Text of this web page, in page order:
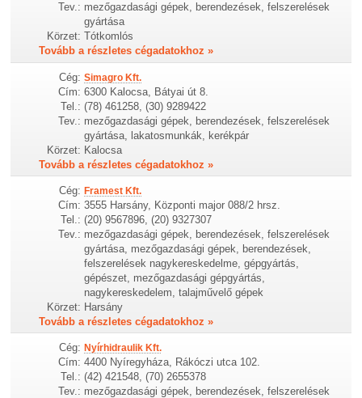
Tev.: mezőgazdasági gépek, berendezések, felszerelések
gyártása
Körzet: Tótkomlós
Tovább a részletes cégadatokhoz »
Cég: Simagro Kft.
Cím: 6300 Kalocsa, Bátyai út 8.
Tel.: (78) 461258, (30) 9289422
Tev.: mezőgazdasági gépek, berendezések, felszerelések
gyártása, lakatosmunkák, kerékpár
Körzet: Kalocsa
Tovább a részletes cégadatokhoz »
Cég: Framest Kft.
Cím: 3555 Harsány, Központi major 088/2 hrsz.
Tel.: (20) 9567896, (20) 9327307
Tev.: mezőgazdasági gépek, berendezések, felszerelések
gyártása, mezőgazdasági gépek, berendezések,
felszerelések nagykereskedelme, gépgyártás,
gépészet, mezőgazdasági gépgyártás,
nagykereskedelem, talajművelő gépek
Körzet: Harsány
Tovább a részletes cégadatokhoz »
Cég: Nyírhidraulik Kft.
Cím: 4400 Nyíregyháza, Rákóczi utca 102.
Tel.: (42) 421548, (70) 2655378
Tev.: mezőgazdasági gépek, berendezések, felszerelések